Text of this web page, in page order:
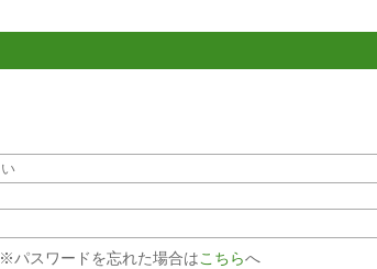
※パスワードを忘れた場合はこちらへ